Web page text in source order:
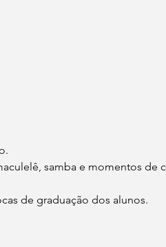
samba e momentos de
de graduação dos alunos.